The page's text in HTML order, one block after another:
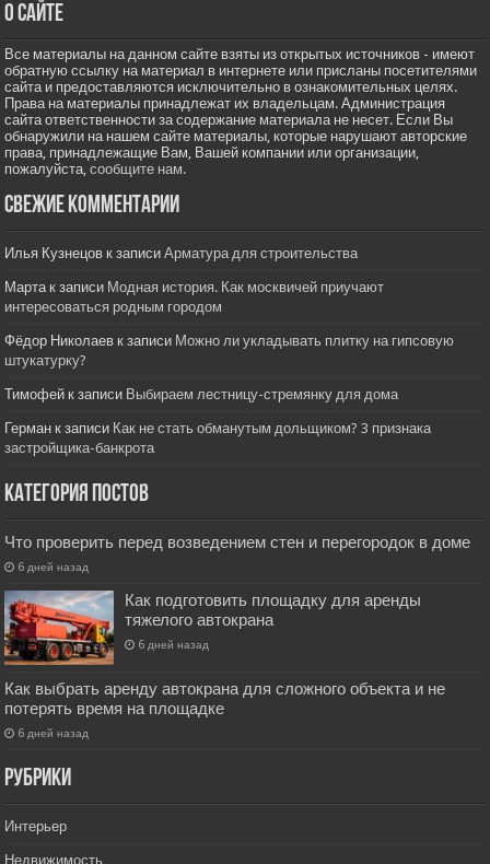
О сайте
Все материалы на данном сайте взяты из открытых источников - имеют
обратную ссылку на материал в интернете или присланы посетителями
сайта и предоставляются исключительно в ознакомительных целях.
Права на материалы принадлежат их владельцам. Администрация
сайта ответственности за содержание материала не несет. Если Вы
обнаружили на нашем сайте материалы, которые нарушают авторские
права, принадлежащие Вам, Вашей компании или организации,
пожалуйста,сообщите нам.
Свежие комментарии
Илья Кузнецов к записиАрматура для строительства
Марта к записи Модная история. Как москвичей приучают
интересоваться родным городом
Фёдор Николаев к записи Можно ли укладывать плитку на гипсовую
штукатурку?
Тимофей к записи Выбираем лестницу-стремянку для дома
Герман к записи Как не стать обманутым дольщиком? 3 признака
застройщика-банкрота
Категория постов
Что проверить перед возведением стен и перегородок в доме
6 дней назад
Как подготовить площадку для аренды
тяжелого автокрана
6 дней назад
Как выбрать аренду автокрана для сложного объекта и не
потерять время на площадке
6 дней назад
РУбрики
Интерьер
Недвижимость